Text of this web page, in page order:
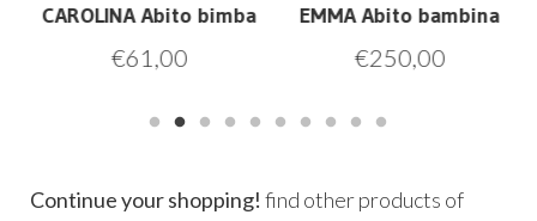
CAROLINA Abito bimba
€61,00
EMMA Abito bambina
€250,00
Continue your shopping! find other products of